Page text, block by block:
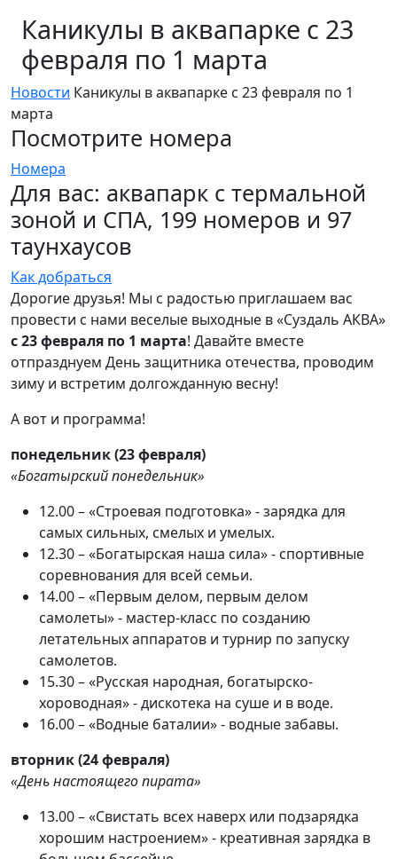
Каникулы в аквапарке с 23
февраля по 1 марта
Новости Каникулы в аквапарке с 23 февраля по 1
марта
Посмотрите номера
Номера
Для вас: аквапарк с термальной
зоной и СПА, 199 номеров и 97
таунхаусов
Как добраться
Дорогие друзья! Мы с радостью приглашаем вас
провести с нами веселые выходные в «Суздаль АКВА»
с 23 февраля по 1 марта! Давайте вместе
отпразднуем День защитника отечества, проводим
зиму и встретим долгожданную весну!
А вот и программа!
понедельник (23 февраля)
«Богатырский понедельник»
12.00 – «Строевая подготовка» - зарядка для
самых сильных, смелых и умелых.
12.30 – «Богатырская наша сила» - спортивные
соревнования для всей семьи.
14.00 – «Первым делом, первым делом
самолеты» - мастер-класс по созданию
летательных аппаратов и турнир по запуску
самолетов.
15.30 – «Русская народная, богатырско-
хороводная» - дискотека на суше и в воде.
16.00 – «Водные баталии» - водные забавы.
вторник (24 февраля)
«День настоящего пирата»
13.00 – «Свистать всех наверх или подзарядка
хорошим настроением» - креативная зарядка в